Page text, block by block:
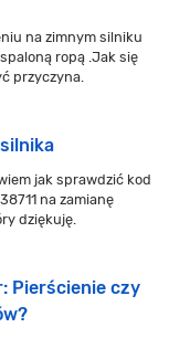
na zimnym silniku
ropą .Jak się
przyczyna.
jak sprawdzić kod
na zamianę
dziękuję.
Pierścienie czy